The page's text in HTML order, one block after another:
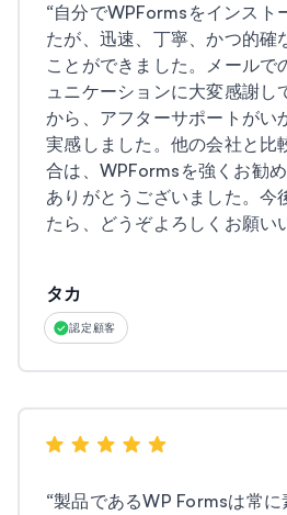
“自分でWPFormsをインスト
たが、迅速、丁寧、かつ的確
ことができました。メールで
ュニケーションに大変感謝し
から、アフターサポートがい
実感しました。他の会社と比
合は、WPFormsを強くお勧
ありがとうございました。今
たら、どうぞよろしくお願い
タカ
認定顧客
“製品であるWP Formsは常に